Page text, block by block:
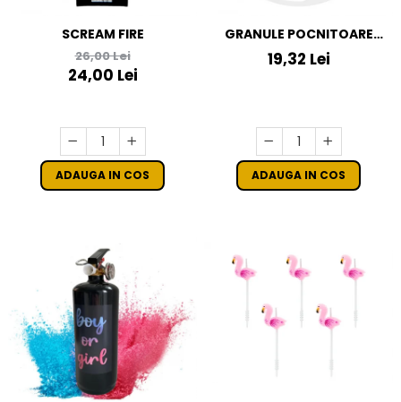
SCREAM FIRE
26,00 Lei
24,00 Lei
ADAUGA IN COS
GRANULE POCNITOARE
MAGIC WHIP 25 CM
19,32 Lei
ADAUGA IN COS